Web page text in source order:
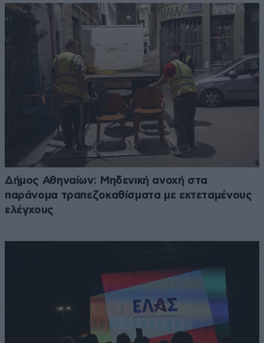
Δήμος Αθηναίων: Μηδενική ανοχή στα
παράνομα τραπεζοκαθίσματα με εκτεταμένους
ελέγχους